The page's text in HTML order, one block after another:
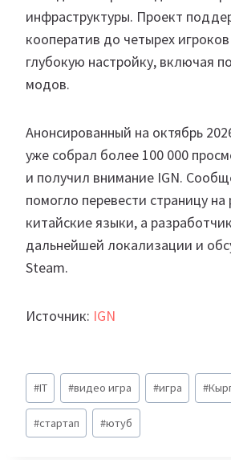
инфраструктуры. Проект
кооператив до четырех
глубокую настройку, включая
модов.
Анонсированный на октябрь
уже собрал более 100 000
и получил внимание IGN.
помогло перевести страницу на
китайские языки, а
дальнейшей локализации и
Steam.
Источник: IGN
Метки
записи:
#IT #видео игра #игра #
#стартап #ютуб